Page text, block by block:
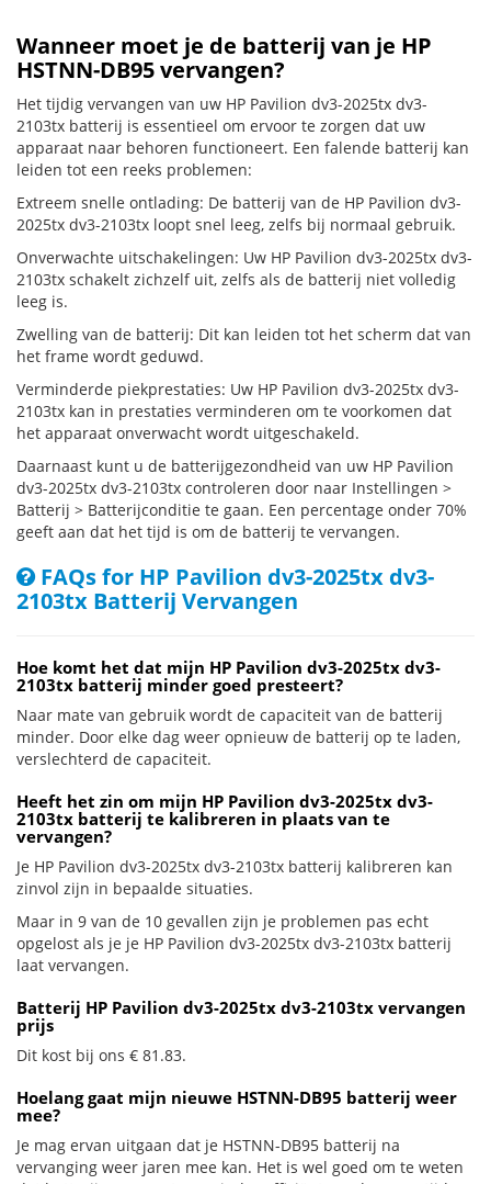
Wanneer moet je de batterij van je HP
HSTNN-DB95 vervangen?
Het tijdig vervangen van uw HP Pavilion dv3-2025tx dv3-
2103tx batterij is essentieel om ervoor te zorgen dat uw
apparaat naar behoren functioneert. Een falende batterij kan
leiden tot een reeks problemen:
Extreem snelle ontlading: De batterij van de HP Pavilion dv3-
2025tx dv3-2103tx loopt snel leeg, zelfs bij normaal gebruik.
Onverwachte uitschakelingen: Uw HP Pavilion dv3-2025tx dv3-
2103tx schakelt zichzelf uit, zelfs als de batterij niet volledig
leeg is.
Zwelling van de batterij: Dit kan leiden tot het scherm dat van
het frame wordt geduwd.
Verminderde piekprestaties: Uw HP Pavilion dv3-2025tx dv3-
2103tx kan in prestaties verminderen om te voorkomen dat
het apparaat onverwacht wordt uitgeschakeld.
Daarnaast kunt u de batterijgezondheid van uw HP Pavilion
dv3-2025tx dv3-2103tx controleren door naar Instellingen >
Batterij > Batterijconditie te gaan. Een percentage onder 70%
geeft aan dat het tijd is om de batterij te vervangen.
FAQs for HP Pavilion dv3-2025tx dv3-
2103tx Batterij Vervangen
Hoe komt het dat mijn HP Pavilion dv3-2025tx dv3-
2103tx batterij minder goed presteert?
Naar mate van gebruik wordt de capaciteit van de batterij
minder. Door elke dag weer opnieuw de batterij op te laden,
verslechterd de capaciteit.
Heeft het zin om mijn HP Pavilion dv3-2025tx dv3-
2103tx batterij te kalibreren in plaats van te
vervangen?
Je HP Pavilion dv3-2025tx dv3-2103tx batterij kalibreren kan
zinvol zijn in bepaalde situaties.
Maar in 9 van de 10 gevallen zijn je problemen pas echt
opgelost als je je HP Pavilion dv3-2025tx dv3-2103tx batterij
laat vervangen.
Batterij HP Pavilion dv3-2025tx dv3-2103tx vervangen
prijs
Dit kost bij ons € 81.83.
Hoelang gaat mijn nieuwe HSTNN-DB95 batterij weer
mee?
Je mag ervan uitgaan dat je HSTNN-DB95 batterij na
vervanging weer jaren mee kan. Het is wel goed om te weten